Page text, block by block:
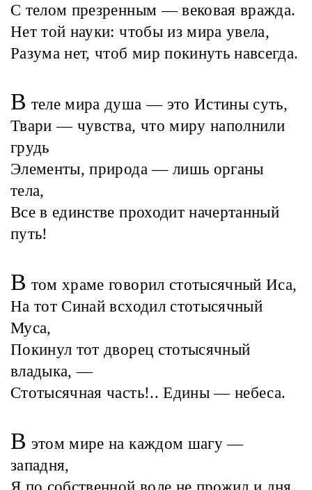
С телом презренным — вековая вражда.
Нет той науки: чтобы из мира увела,
Разума нет, чтоб мир покинуть навсегда.
В теле мира душа — это Истины суть,
Твари — чувства, что миру наполнили
грудь
Элементы, природа — лишь органы
тела,
Все в единстве проходит начертанный
путь!
В том храме говорил стотысячный Иса,
На тот Синай всходил стотысячный
Муса,
Покинул тот дворец стотысячный
владыка, —
Стотысячная часть!.. Едины — небеса.
В этом мире на каждом шагу —
западня,